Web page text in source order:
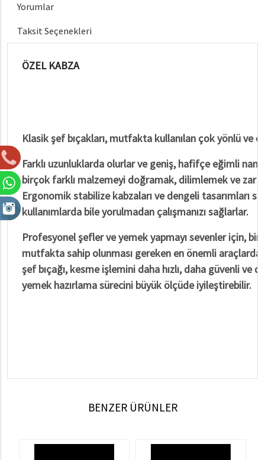
Yorumlar
Taksit Seçenekleri
ÖZEL KABZA
Klasik şef bıçakları, mutfakta kullanılan çok yönlü ve
Farklı uzunluklarda olurlar ve geniş, hafifçe eğimli
birçok farklı malzemeyi doğramak, dilimlemek ve zar
Ergonomik stabilize kabzaları ve dengeli tasarımları
kullanımlarda bile yorulmadan çalışmanızı sağlarlar.
Profesyonel şefler ve yemek yapmayı sevenler için, bir
mutfakta sahip olunması gereken en önemli
şef bıçağı, kesme işlemini daha hızlı, daha güvenli ve
yemek hazırlama sürecini büyük ölçüde iyileştirebilir.
BENZER ÜRÜNLER